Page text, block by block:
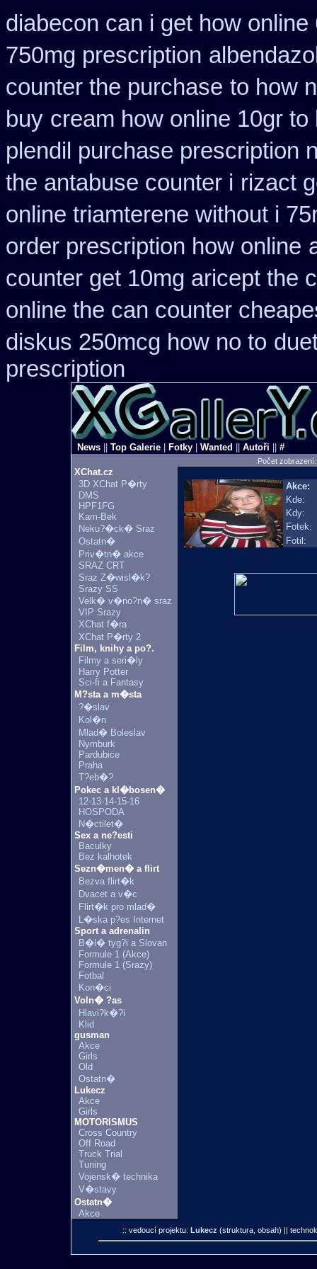
diabecon can i get how online
750mg prescription
counter the purchase to how
buy cream how online 10gr
plendil purchase prescription
the antabuse counter i rizact
online triamterene without i
order prescription how online
counter get 10mg aricept the
online the can counter
diskus 250mcg how no to
prescription
News Top Galerie Fotky Wanted Autoři #
Počet
XChat.cz
3D XChat P�rty
DMS
HPF1FG
Kam-Bek
Neku?�ck� Sraz
Ostatn�
Priv�tn� akce
SRAZ CRT
Sraz Z�wisl�k?
Srazy SS
Velk� v�no?n� sraz
VIP Srazy
XChat f�ra
XChat P�rty 2
Film, knihy a po?.
Filmy a seri�ly
Harry Potter
Sci-fi a Fantasy
M?sta a m�sta
?�slav
Kol�n
Mlad� Boleslav
Nymburk
Pardubice
Praha
T?eb�?
Pokec a kl�bosen�
12-13-14-15-16
HOSPODA
N�ctilet�
Sex a ne?esti
Baculky
Bez kalhotek
Sezn�men� a flirt
Bezva flirt�k
Dvacet a v�c
Flirt�k pro mlad�
L�ska p?es Internet
Sport a adrenalin
B�l� tyg?i a Slovan
Formule 1 (Akce)
Formule 1 (Srazy)
Fotbal
Kon�ci
Voln� ?as
Hlavi?k�?i
Klid
gusman
Akce
Girls
Old
Ostatn�
Lukecz
Akce
Girls
MOTORISMUS
Cross Country
Off Road
Truck Trial
Tuning
Vojensk� technika
V�stavy
Ostatn�
Akce
Akce:
Kde:
Kdy:
Fotek:
Fotil:
:: vedoucí projektu: Lukecz (struktura, obsah) ||